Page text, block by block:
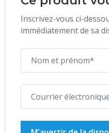
Inscrivez-vous ci-
immédiatement de sa